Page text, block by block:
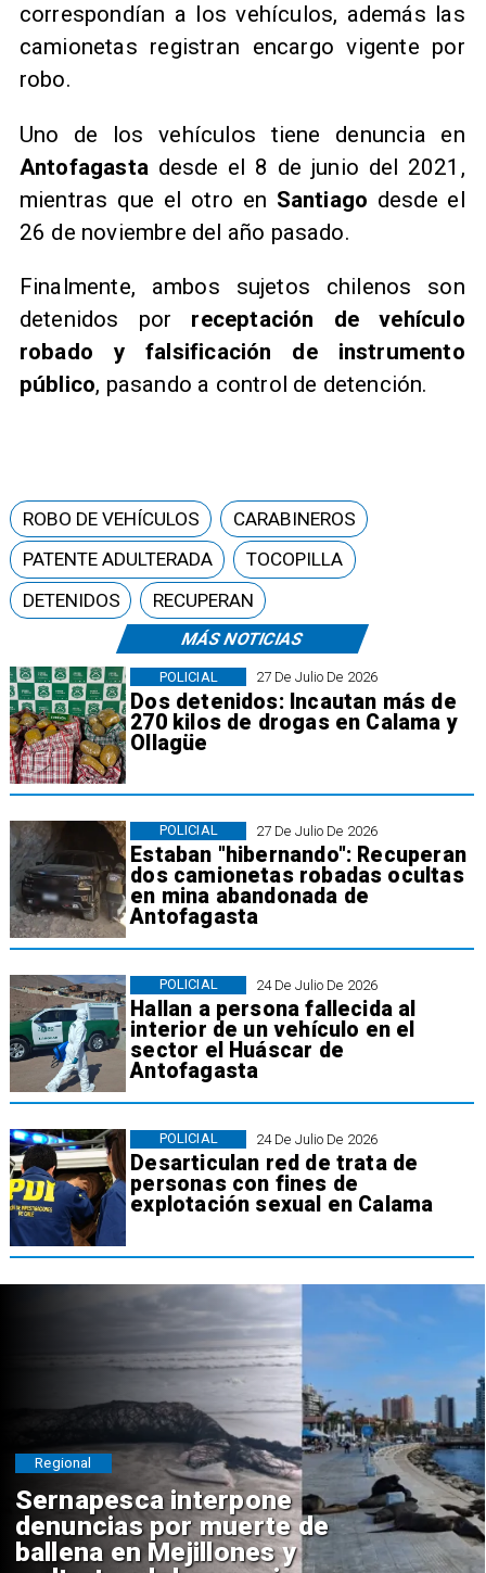
correspondían a los vehículos, además las
camionetas registran encargo vigente por
robo.
Uno de los vehículos tiene denuncia en
Antofagasta desde el 8 de junio del 2021,
mientras que el otro en Santiago desde el
26 de noviembre del año pasado.
Finalmente, ambos sujetos chilenos son
detenidos por receptación de vehículo
robado y falsificación de instrumento
público, pasando a control de detención.
MÁS NOTICIAS
27 De Julio De 2026
Dos detenidos: Incautan más de
270 kilos de drogas en Calama y
Ollagüe
POLICIAL
27 De Julio De 2026
Estaban "hibernando": Recuperan
dos camionetas robadas ocultas
en mina abandonada de
Antofagasta
POLICIAL
24 De Julio De 2026
Hallan a persona fallecida al
interior de un vehículo en el
sector el Huáscar de
Antofagasta
POLICIAL
24 De Julio De 2026
Desarticulan red de trata de
personas con fines de
explotación sexual en Calama
POLICIAL
ROBO DE VEHÍCULOS
CARABINEROS
PATENTE ADULTERADA
TOCOPILLA
DETENIDOS
RECUPERAN
Sernapesca interpone
denuncias por muerte de
ballena en Mejillones y
Regional